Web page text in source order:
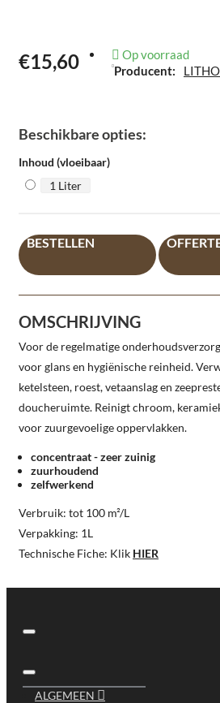
€15,60
Op voorraad
Producent:
Beschikbare opties:
Inhoud (vloeibaar)
1 Liter
BESTELLEN
OMSCHRIJVING
Voor de regelmatige
voor glans en hygiënische reinheid.
ketelsteen, roest, vetaanslag en
doucheruimte. Reinigt chroom,
voor zuurgevoelige oppervlakken.
concentraat - zeer zuinig
zuurhoudend
zelfwerkend
Verbruik: tot 100 m²/L
Verpakking: 1L
Technische Fiche: Klik HIER
ALGEMEEN